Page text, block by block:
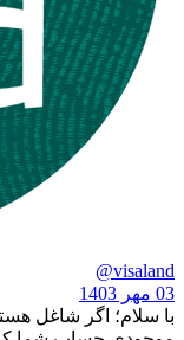
شاغل هستید، بله